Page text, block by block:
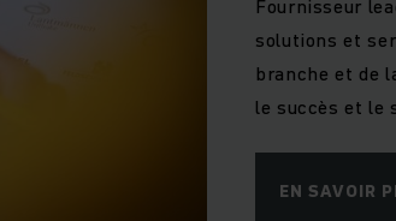
Fournisseur
solutions et
branche et de
le succès et le
EN SAVOIR